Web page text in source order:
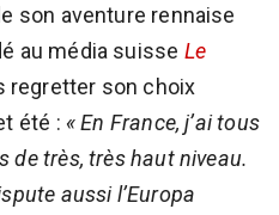
son aventure rennaise
au média suisse Le
regretter son choix
été : « En France, j’ai tous
de très, très haut niveau.
aussi l’Europa